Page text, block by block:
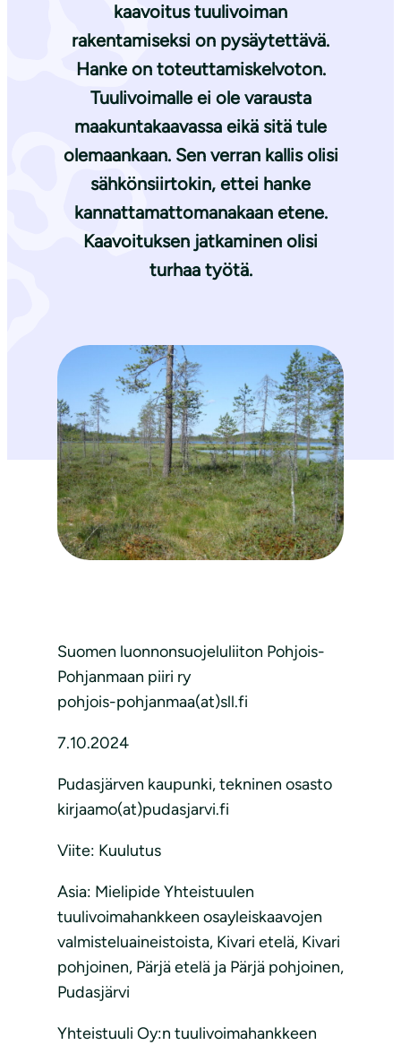
kaavoitus tuulivoiman
rakentamiseksi on pysäytettävä.
Hanke on toteuttamiskelvoton.
Tuulivoimalle ei ole varausta
maakuntakaavassa eikä sitä tule
olemaankaan. Sen verran kallis olisi
sähkönsiirtokin, ettei hanke
kannattamattomanakaan etene.
Kaavoituksen jatkaminen olisi
turhaa työtä.
Suomen luonnonsuojeluliiton Pohjois-
Pohjanmaan piiri ry
pohjois-pohjanmaa(at)sll.fi
7.10.2024
Pudasjärven kaupunki, tekninen osasto
kirjaamo(at)pudasjarvi.fi
Viite: Kuulutus
Asia: Mielipide Yhteistuulen
tuulivoimahankkeen osayleiskaavojen
valmisteluaineistoista, Kivari etelä, Kivari
pohjoinen, Pärjä etelä ja Pärjä pohjoinen,
Pudasjärvi
Yhteistuuli Oy:n tuulivoimahankkeen